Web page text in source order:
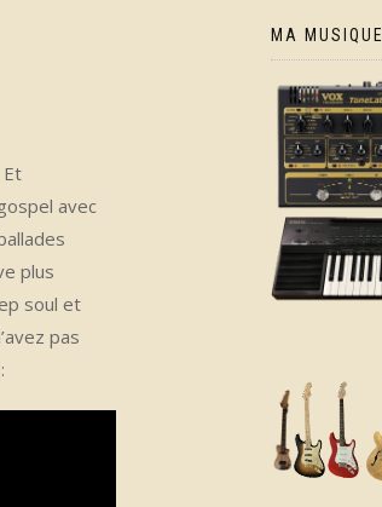
Et
avec
plus
soul et
pas
MA MUSIQUE